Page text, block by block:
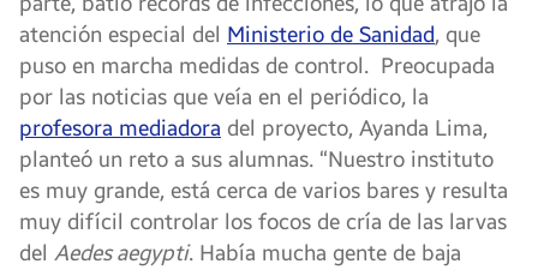
atención especial del Ministerio de Sanidad, que
puso en marcha medidas de control. Preocupada
por las noticias que veía en el periódico, la
profesora mediadora del proyecto, Ayanda Lima,
planteó un reto a sus alumnas. “Nuestro instituto
es muy grande, está cerca de varios bares y resulta
muy difícil controlar los focos de cría de las larvas
del Aedes aegypti. Había mucha gente de baja